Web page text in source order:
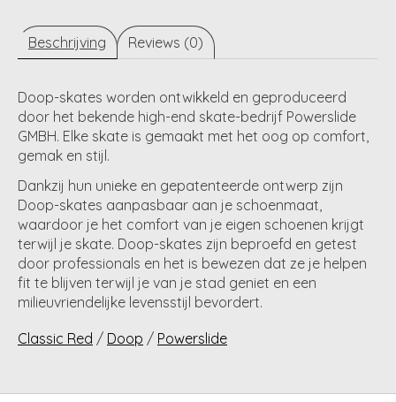
Beschrijving Reviews (0)
Doop-skates worden ontwikkeld en geproduceerd
door het bekende high-end skate-bedrijf Powerslide
GMBH. Elke skate is gemaakt met het oog op comfort,
gemak en stijl.
Dankzij hun unieke en gepatenteerde ontwerp zijn
Doop-skates aanpasbaar aan je schoenmaat,
waardoor je het comfort van je eigen schoenen krijgt
terwijl je skate. Doop-skates zijn beproefd en getest
door professionals en het is bewezen dat ze je helpen
fit te blijven terwijl je van je stad geniet en een
milieuvriendelijke levensstijl bevordert.
Classic Red / Doop / Powerslide